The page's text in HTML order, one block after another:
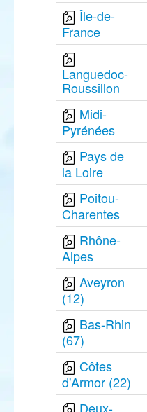
Île-de-
France
Languedoc-
Roussillon
Midi-
Pyrénées
Pays de
la Loire
Poitou-
Charentes
Rhône-
Alpes
Aveyron
(12)
Bas-Rhin
(67)
Côtes
d'Armor (22)
Deux-